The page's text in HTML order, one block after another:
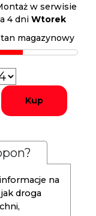
w serwisie
4 dniWtorek
magazynowy
Kup
na
droga